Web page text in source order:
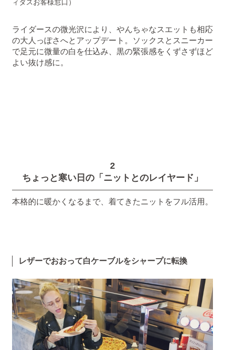
ィダスお客様窓口）
ライダースの微光沢により、やんちゃなスエットも相応
の大人っぽさへとアップデート。ソックスとスニーカー
で足元に微量の白を仕込み、黒の緊張感をくずさずほど
よい抜け感に。
2
ちょっと寒い日の「ニットとのレイヤード」
本格的に暖かくなるまで、着てきたニットをフル活用。
レザーでおおって白ケーブルをシャープに転換